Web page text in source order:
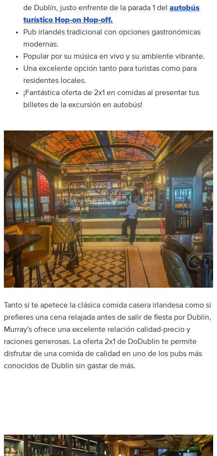
de Dublín, justo enfrente de la parada 1 del autobús
turístico Hop-on Hop-off.
Pub irlandés tradicional con opciones gastronómicas
modernas.
Popular por su música en vivo y su ambiente vibrante.
Una excelente opción tanto para turistas como para
residentes locales.
¡Fantástica oferta de 2x1 en comidas al presentar tus
billetes de la excursión en autobús!
Tanto si te apetece la clásica comida casera irlandesa como si
prefieres una cena relajada antes de salir de fiesta por Dublín,
Murray's ofrece una excelente relación calidad-precio y
raciones generosas. La oferta 2x1 de DoDublin te permite
disfrutar de una comida de calidad en uno de los pubs más
conocidos de Dublín sin gastar de más.